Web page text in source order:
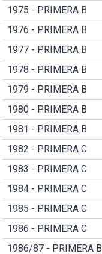
1975 - PRIMERA B
1976 - PRIMERA B
1977 - PRIMERA B
1978 - PRIMERA B
1979 - PRIMERA B
1980 - PRIMERA B
1981 - PRIMERA B
1982 - PRIMERA C
1983 - PRIMERA C
1984 - PRIMERA C
1985 - PRIMERA C
1986 - PRIMERA C
1986/87 - PRIMERA B